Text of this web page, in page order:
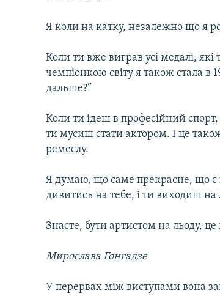
Я коли на катку, незалежно що я
Коли ти вже виграв усі медалі,
чемпіонкою світу я також стала в
дальше?”
Коли ти ідеш в професійний
ти мусиш стати актором. І це
ремеслу.
Я думаю, що саме прекрасне, що є
дивитись на тебе, і ти виходиш на
Знаєте, бути артистом на льоду, це
Мирослава Гонгадзе
У перервах між виступами вона